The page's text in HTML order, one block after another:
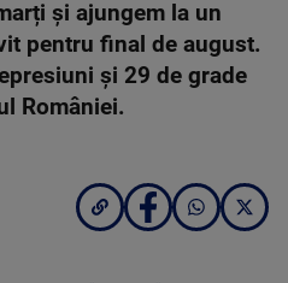
și ajungem la un
pentru final de august.
și 29 de grade
României.